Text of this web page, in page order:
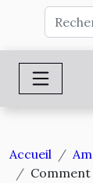
Accueil